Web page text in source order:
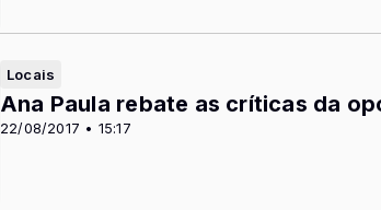
Locais
22/08/2017 • 15:17
Ana Paula rebate as críticas da